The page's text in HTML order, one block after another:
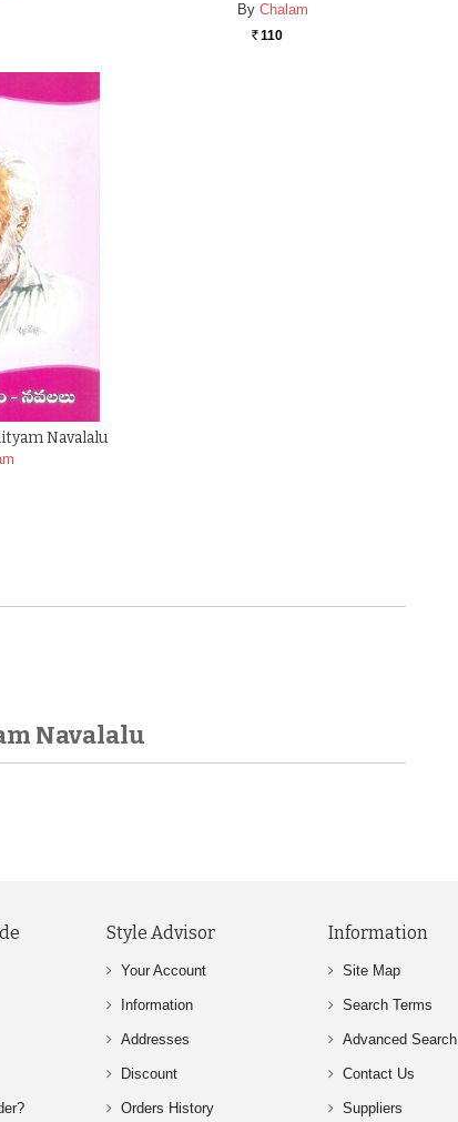
By Chalam
Rs. 110
Navalalu
Navalalu
Style Advisor
Your Account
Information
Addresses
Discount
Orders History
Information
Site Map
Search Terms
Advanced Search
Contact Us
Suppliers